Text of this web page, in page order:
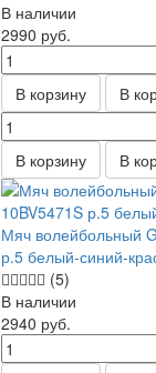
В наличии
2990 руб.
В корзину В
В корзину В
Мяч волейбольный
р.5 белый-синий-
(5)
В наличии
2940 руб.